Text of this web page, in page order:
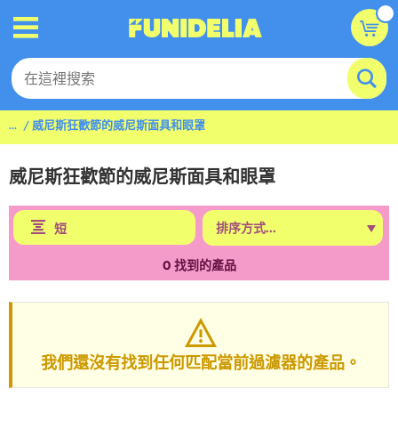
... 威尼斯狂歡節的威尼斯面具和眼罩
威尼斯狂歡節的威尼斯面具和眼罩
短
0找到的產品
我們還沒有找到任何匹配當前過濾器的產品。